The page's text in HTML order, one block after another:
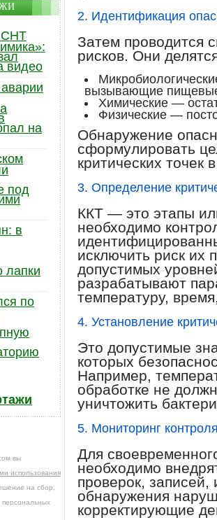
2. Идентификация
Затем проводится
рисков. Они
вызывающие
Химические —
Физические —
Обнаружение
сформулировать
критических точек
3. Определение
ККТ — это этапы
необходимо
исключить риск их
допустимых
разрабатывают
температуру,
4. Установление
Это допустимые
которых
Например,
обработке не
уничтожить
5. Мониторинг
Для
необходимо
проверок,
обнаружения
корректирующие
СНТ
видео
на
под
в
лапки
по
вы
использования
на сбор,